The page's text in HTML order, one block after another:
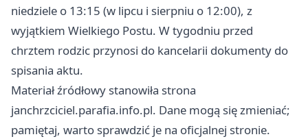
niedziele o 13:15 (w lipcu i sierpniu o 12:00), z
wyjątkiem Wielkiego Postu. W tygodniu przed
chrztem rodzic przynosi do kancelarii dokumenty do
spisania aktu.
Materiał źródłowy stanowiła strona
janchrzciciel.parafia.info.pl. Dane mogą się zmieniać;
pamiętaj, warto sprawdzić je na oficjalnej stronie.